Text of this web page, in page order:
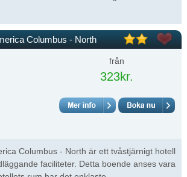
Columbus - North
från
323kr.
Columbus - North är ett tvåstjärnigt hotell
faciliteter. Detta boende anses vara